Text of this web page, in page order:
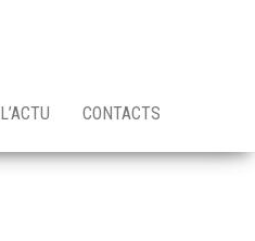
L’ACTU CONTACTS